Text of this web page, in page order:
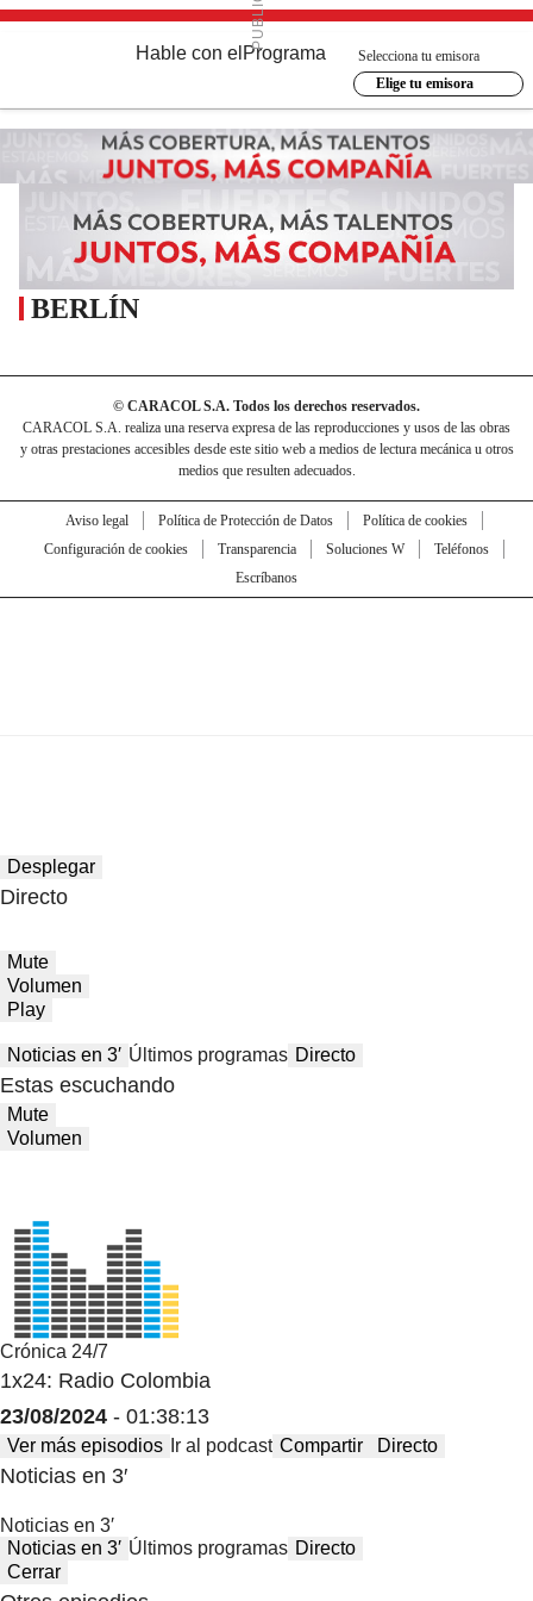
Hable con el Programa
Selecciona tu emisora
Elige tu emisora
BERLÍN
© CARACOL S.A. Todos los derechos reservados.
CARACOL S.A. realiza una reserva expresa de las reproducciones y usos de las obras
y otras prestaciones accesibles desde este sitio web a medios de lectura mecánica u otros
medios que resulten adecuados.
Aviso legal Política de Protección de Datos
Política de cookies
Configuración de cookies
Transparencia Soluciones W
Teléfonos
Escríbanos
Desplegar
Directo
Mute
Volumen
Play
Noticias en 3′ Últimos programas Directo
Estas escuchando
Mute
Volumen
Crónica 24/7
1x24: Radio Colombia
23/08/2024 - 01:38:13
Ver más episodios Ir al podcast Compartir Directo
Noticias en 3′
Noticias en 3′
Noticias en 3′ Últimos programas Directo
Cerrar